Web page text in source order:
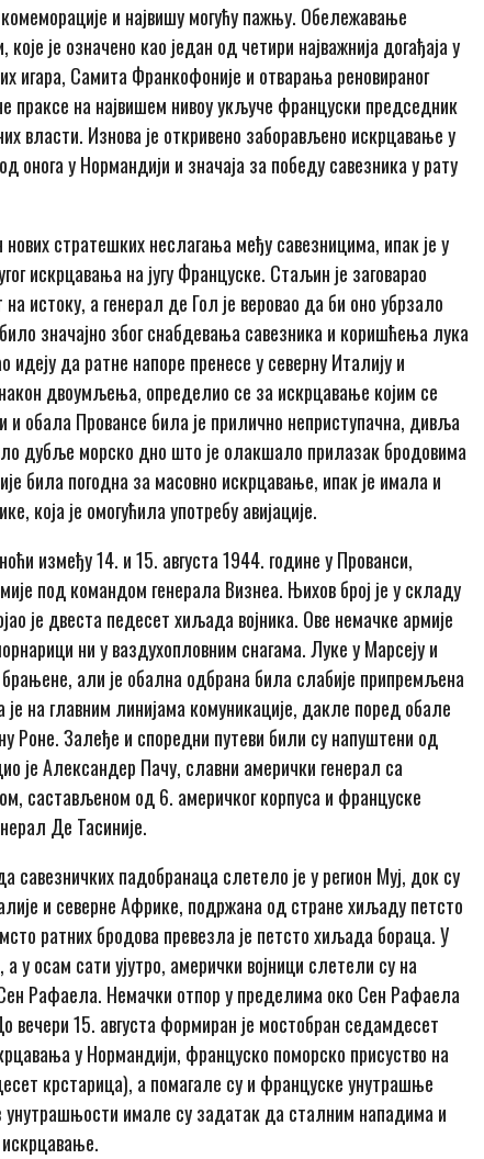
и највишу могућу пажњу. Обележавање
је означено као један од четири најважнија догађаја у
игара, Самита Франкофоније и отварања реновираног
праксе на највишем нивоу укључе француски председник
власти. Изнова је откривено заборављено искрцавање у
онога у Нормандији и значаја за победу савезника у рату
стратешких неслагања међу савезницима, ипак је у
искрцавања на југу Француске. Стаљин је заговарао
истоку, а генерал де Гол је веровао да би оно убрзало
значајно због снабдевања савезника и коришћења лука
да ратне напоре пренесе у северну Италију и
двоумљења, определио се за искрцавање којим се
обала Провансе била је прилично неприступачна, дивља
дубље морско дно што је олакшало прилазак бродовима
била погодна за масовно искрцавање, ипак је имала и
која је омогућила употребу авијације.
између 14. и 15. августа 1944. године у Прованси,
под командом генерала Визнеа. Њихов број је у складу
је двеста педесет хиљада војника. Ове немачке армије
ни у ваздухопловним снагама. Луке у Марсеју и
али је обална одбрана била слабије припремљена
на главним линијама комуникације, дакле поред обале
Роне. Залеђе и споредни путеви били су напуштени од
је Александер Пачу, славни амерички генерал са
састављеном од 6. америчког корпуса и француске
Де Тасиније.
падобранаца слетело је у регион Муј, док су
и северне Африке, подржана од стране хиљаду петсто
ратних бродова превезла је петсто хиљада бораца. У
у осам сати ујутро, амерички војници слетели су на
Рафаела. Немачки отпор у пределима око Сен Рафаела
вечери 15. августа формиран је мостобран седамдесет
у Нормандији, француско поморско присуство на
крстарица), а помагале су и француске унутрашње
имале су задатак да сталним нападима и